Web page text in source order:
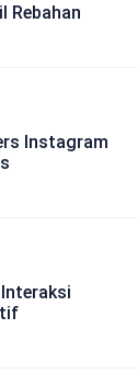
Rebahan
Instagram